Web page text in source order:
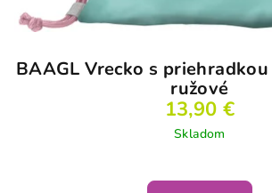
BAAGL Vrecko s
ružové
13,90 €
Skladom